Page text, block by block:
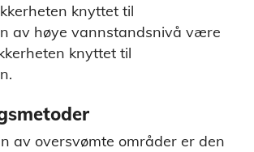
knyttet til
av høye vannstandsnivå være
knyttet til
av oversvømte områder er den